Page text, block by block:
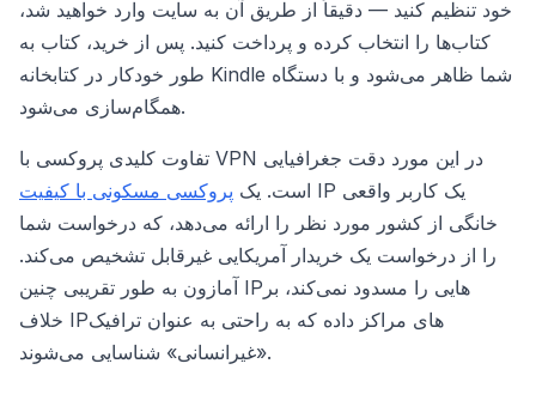
خود تنظیم کنید — دقیقاً از طریق آن به سایت وارد خواهید شد،
کتاب‌ها را انتخاب کرده و پرداخت کنید. پس از خرید، کتاب به
طور خودکار در کتابخانه Kindle شما ظاهر می‌شود و با دستگاه
همگام‌سازی می‌شود.
تفاوت کلیدی پروکسی با VPN در این مورد دقت جغرافیایی
است. یک پروکسی مسکونی با کیفیت
IP یک کاربر واقعی
خانگی از کشور مورد نظر را ارائه می‌دهد، که درخواست شما
را از درخواست یک خریدار آمریکایی غیرقابل تشخیص می‌کند.
آمازون به طور تقریبی چنین IPهایی را مسدود نمی‌کند، بر
خلاف IPهای مراکز داده که به راحتی به عنوان ترافیک
«غیرانسانی» شناسایی می‌شوند.